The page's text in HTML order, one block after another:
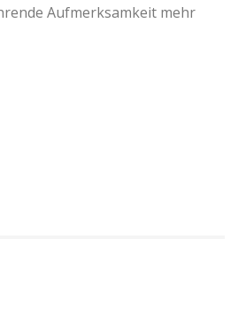
Aufmerksamkeit mehr